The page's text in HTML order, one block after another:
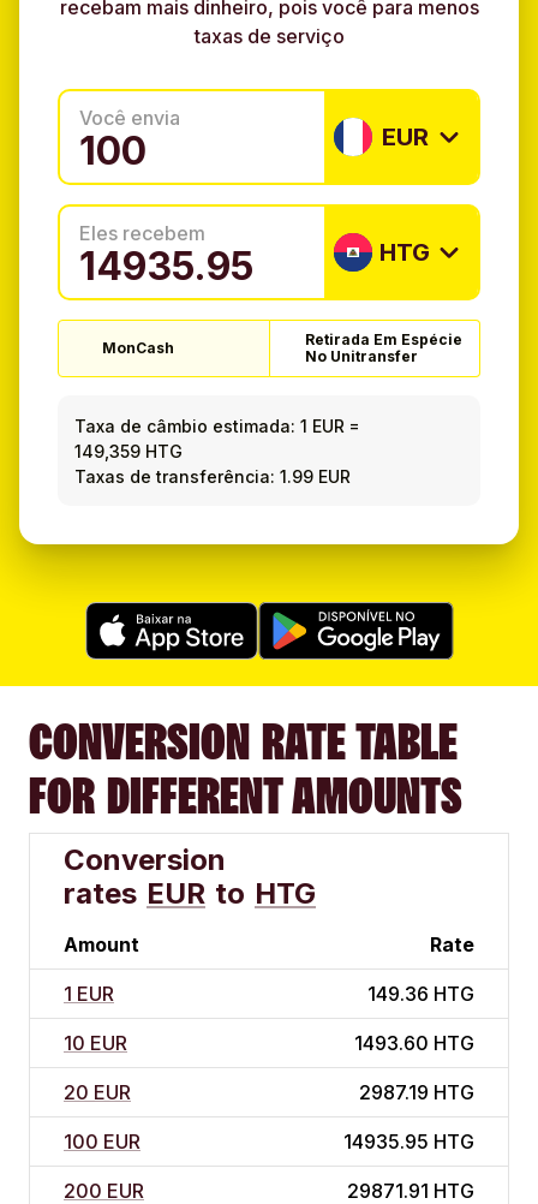
recebam mais dinheiro, pois você para menos
taxas de serviço
Você envia
EUR
Eles recebem
HTG
MonCash
Retirada Em Espécie
No Unitransfer
Taxa de câmbio estimada: 1 EUR =
149,359 HTG
Taxas de transferência: 1.99 EUR
CONVERSION RATE TABLE
FOR DIFFERENT AMOUNTS
Conversion
rates EUR to HTG
Amount Rate
1 EUR 149.36 HTG
10 EUR 1493.60 HTG
20 EUR 2987.19 HTG
100 EUR 14935.95 HTG
200 EUR 29871.91 HTG